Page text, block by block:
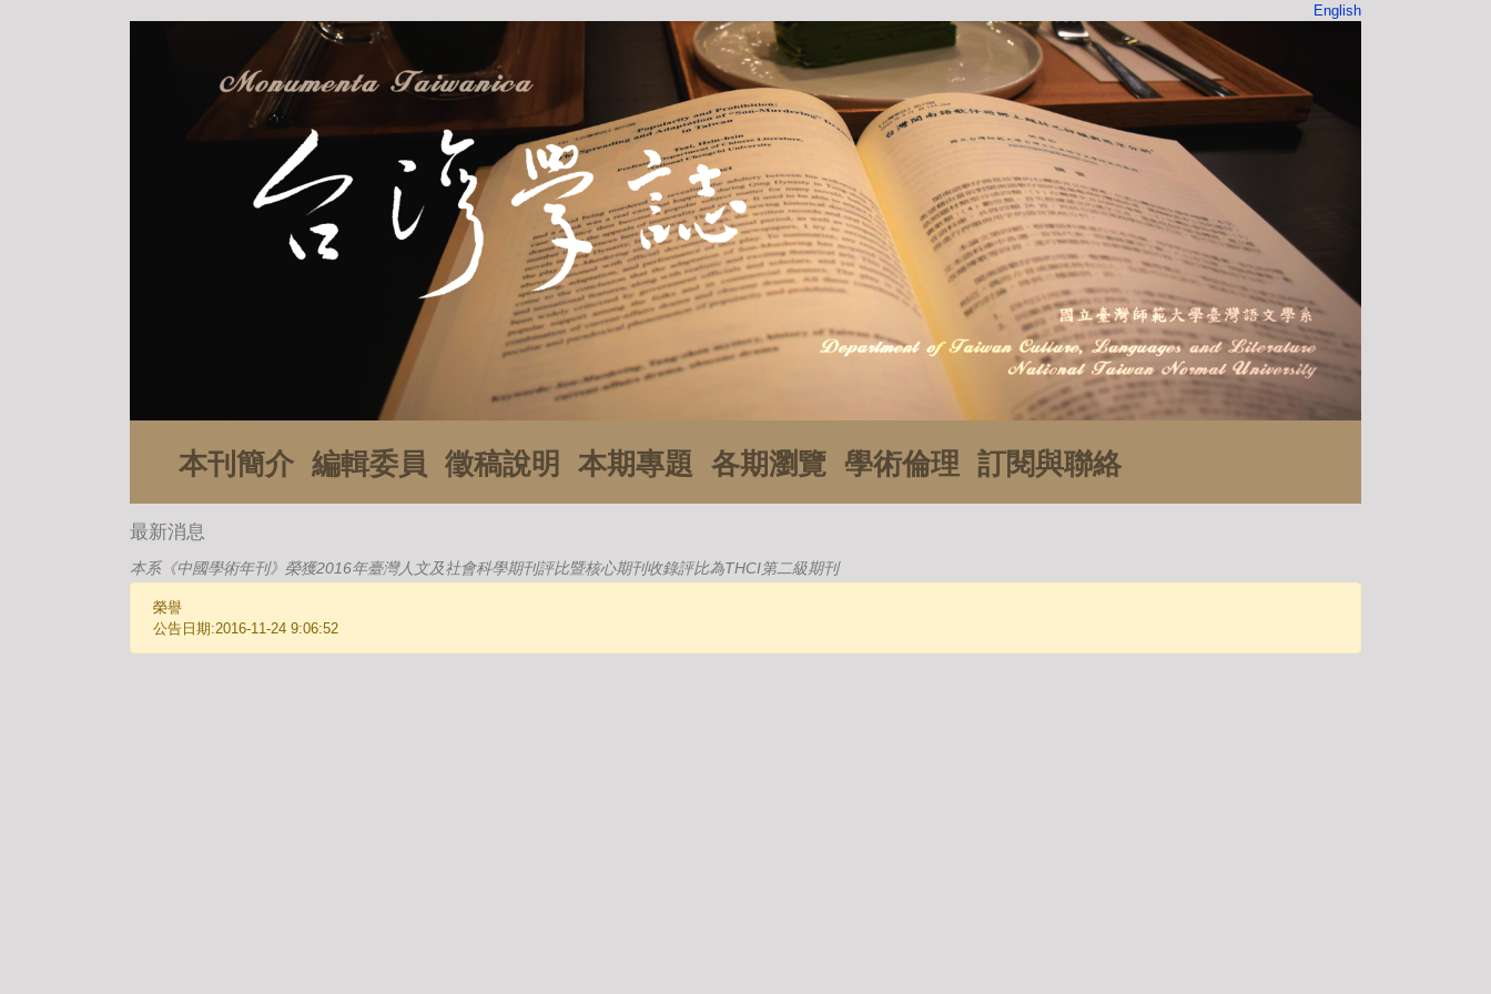
English
本刊簡介 編輯委員 徵稿說明 本期專題 各期瀏覽 學術倫理 訂閱與聯絡
最新消息
本系《中國學術年刊》榮獲2016年臺灣人文及社會科學期刊評比暨核心期刊收錄評比為THCI第二級期刊
榮譽
公告日期:2016-11-24 9:06:52